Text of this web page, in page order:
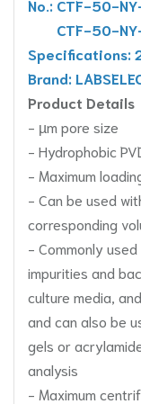
No.: CTF-50-
CTF-50-
Specifications:
Brand:
Product Details
- µm pore size
- Hydrophobic
- Maximum
- Can be used
corresponding
- Commonly
impurities and
culture media,
and can also be
gels or
analysis
- Maximum